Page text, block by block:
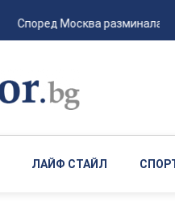
Според Москва разминалата
ЛАЙФ СТАЙЛ